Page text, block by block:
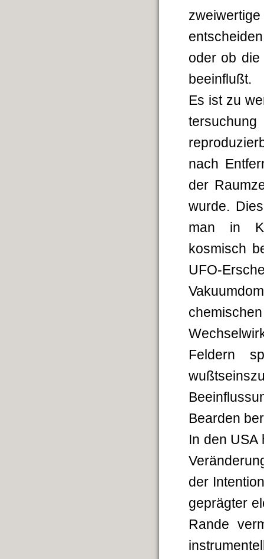
oder ob die
beeinflußt.
Es ist zu
nach
der
wurde.
man in
kosmisch
UFO-
Feldern
Bearden
In den USA
der
geprägter
Rande